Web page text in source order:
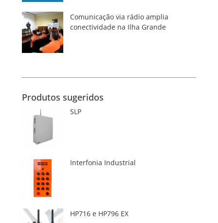
Comunicação via rádio amplia
conectividade na Ilha Grande
Produtos sugeridos
SLP
Interfonia Industrial
HP716 e HP796 EX